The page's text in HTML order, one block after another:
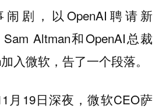
闹剧，以OpenAI聘请新
Altman和OpenAI总裁
入微软，告了一个段落。
月19日深夜，微软CEO萨